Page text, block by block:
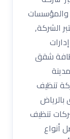
والمؤسسات
الشركة,
نظافة شقق
تنظيف
تنظيف
أنواع